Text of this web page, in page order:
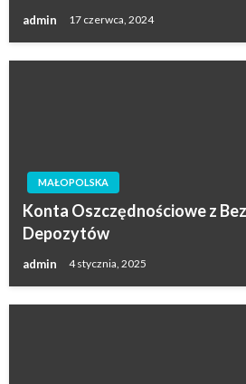
admin 17 czerwca, 2024
MAŁOPOLSKA
Konta Oszczędnościowe z
Depozytów
admin 4 stycznia, 2025